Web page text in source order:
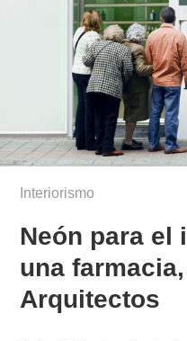
Interiorismo
Neón para el
una
Arquitectos